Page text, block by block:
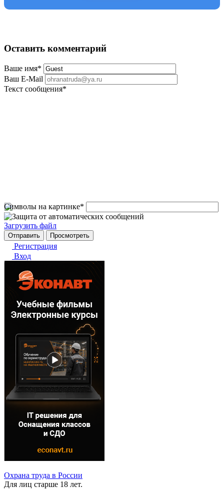
Оставить комментарий
Ваше имя*
Ваш E-Mail
Текст сообщения*
Символы на картинке*
Загрузить файл
Регистрация
Вход
Охрана труда в России
Для лиц старше 18 лет.